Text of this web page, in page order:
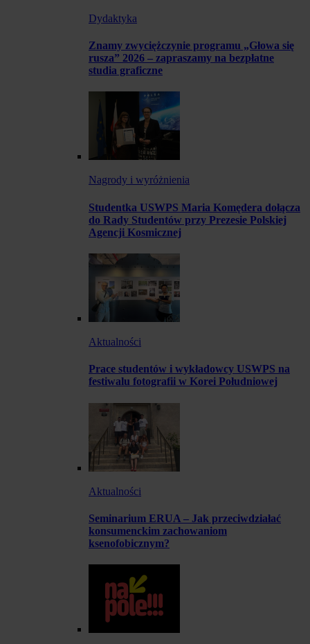
Dydaktyka
Znamy zwyciężczynie programu „Głowa się
rusza” 2026 – zapraszamy na bezpłatne
studia graficzne
Nagrody i wyróżnienia
Studentka USWPS Maria Komędera dołącza
do Rady Studentów przy Prezesie Polskiej
Agencji Kosmicznej
Aktualności
Prace studentów i wykładowcy USWPS na
festiwalu fotografii w Korei Południowej
Aktualności
Seminarium ERUA – Jak przeciwdziałać
konsumenckim zachowaniom
ksenofobicznym?